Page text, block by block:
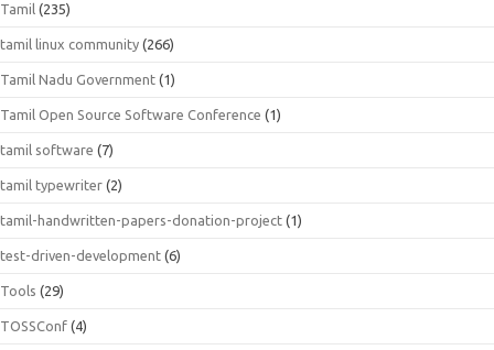
Tamil (235)
tamil linux community (266)
Tamil Nadu Government (1)
Tamil Open Source Software Conference (1)
tamil software (7)
tamil typewriter (2)
tamil-handwritten-papers-donation-project (1)
test-driven-development (6)
Tools (29)
TOSSConf (4)